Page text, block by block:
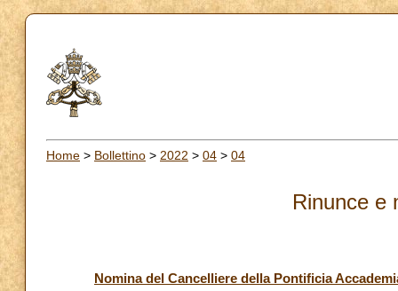
Home > Bollettino > 2022 > 04 > 04
Rinunce e
Nomina del Cancelliere della Pontificia